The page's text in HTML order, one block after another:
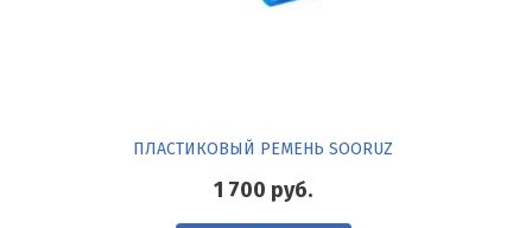
ПЛАСТИКОВЫЙ РЕМЕНЬ SOORUZ
1 700 руб.